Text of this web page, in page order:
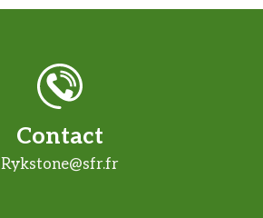
Contact
Rykstone@sfr.fr